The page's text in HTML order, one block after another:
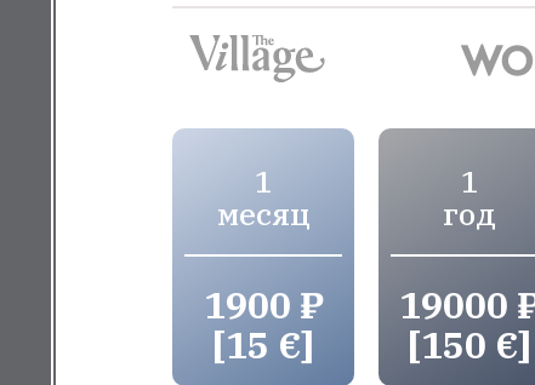
1
месяц
1900 ₽
[15 €]
1
год
19000
[150 €]